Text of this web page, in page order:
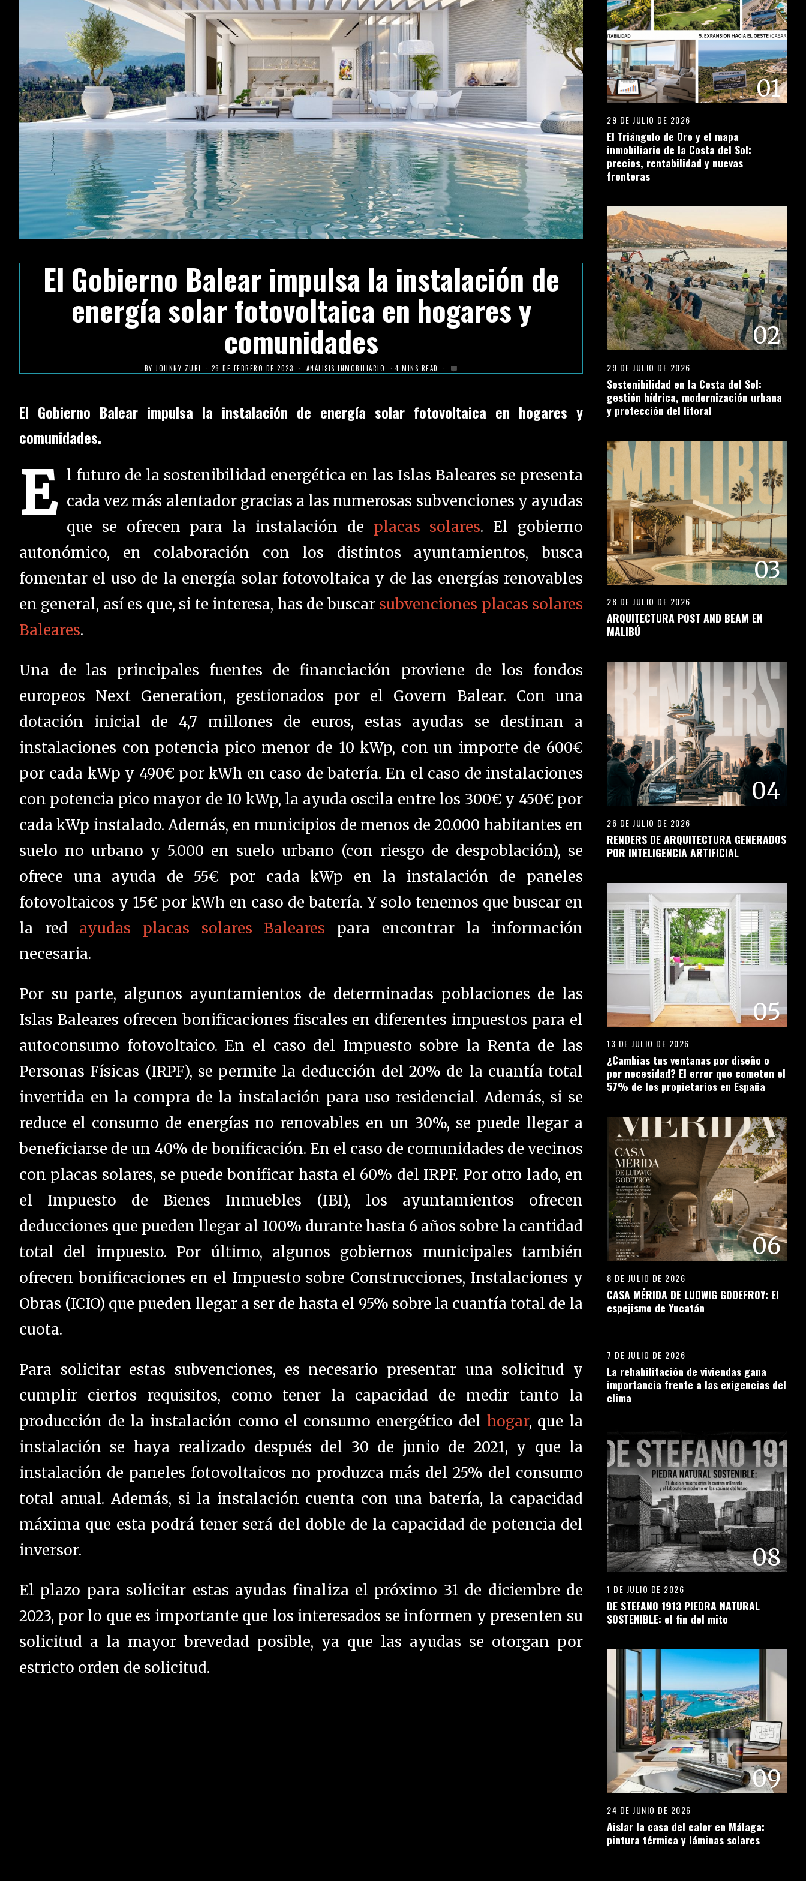
El Gobierno Balear impulsa la instalación de
energía solar fotovoltaica en hogares y
comunidades
BY JOHNNY ZURI 28 DE FEBRERO DE 2023 ANÁLISIS INMOBILIARIO 4 MINS READ
El Gobierno Balear impulsa la instalación de energía solar fotovoltaica en hogares y
comunidades.
E
l futuro de la sostenibilidad energética en las Islas Baleares se presenta
cada vez más alentador gracias a las numerosas subvenciones y ayudas
que se ofrecen para la instalación de placas solares. El gobierno
autonómico, en colaboración con los distintos ayuntamientos, busca
fomentar el uso de la energía solar fotovoltaica y de las energías renovables
en general, así es que, si te interesa, has de buscar subvenciones placas solares
Baleares.
Una de las principales fuentes de financiación proviene de los fondos
europeos Next Generation, gestionados por el Govern Balear. Con una
dotación inicial de 4,7 millones de euros, estas ayudas se destinan a
instalaciones con potencia pico menor de 10 kWp, con un importe de 600€
por cada kWp y 490€ por kWh en caso de batería. En el caso de instalaciones
con potencia pico mayor de 10 kWp, la ayuda oscila entre los 300€ y 450€ por
cada kWp instalado. Además, en municipios de menos de 20.000 habitantes en
suelo no urbano y 5.000 en suelo urbano (con riesgo de despoblación), se
ofrece una ayuda de 55€ por cada kWp en la instalación de paneles
fotovoltaicos y 15€ por kWh en caso de batería. Y solo tenemos que buscar en
la red ayudas placas solares Baleares para encontrar la información
necesaria.
Por su parte, algunos ayuntamientos de determinadas poblaciones de las
Islas Baleares ofrecen bonificaciones fiscales en diferentes impuestos para el
autoconsumo fotovoltaico. En el caso del Impuesto sobre la Renta de las
Personas Físicas (IRPF), se permite la deducción del 20% de la cuantía total
invertida en la compra de la instalación para uso residencial. Además, si se
reduce el consumo de energías no renovables en un 30%, se puede llegar a
beneficiarse de un 40% de bonificación. En el caso de comunidades de vecinos
con placas solares, se puede bonificar hasta el 60% del IRPF. Por otro lado, en
el Impuesto de Bienes Inmuebles (IBI), los ayuntamientos ofrecen
deducciones que pueden llegar al 100% durante hasta 6 años sobre la cantidad
total del impuesto. Por último, algunos gobiernos municipales también
ofrecen bonificaciones en el Impuesto sobre Construcciones, Instalaciones y
Obras (ICIO) que pueden llegar a ser de hasta el 95% sobre la cuantía total de la
cuota.
Para solicitar estas subvenciones, es necesario presentar una solicitud y
cumplir ciertos requisitos, como tener la capacidad de medir tanto la
producción de la instalación como el consumo energético del hogar, que la
instalación se haya realizado después del 30 de junio de 2021, y que la
instalación de paneles fotovoltaicos no produzca más del 25% del consumo
total anual. Además, si la instalación cuenta con una batería, la capacidad
máxima que esta podrá tener será del doble de la capacidad de potencia del
inversor.
El plazo para solicitar estas ayudas finaliza el próximo 31 de diciembre de
2023, por lo que es importante que los interesados se informen y presenten su
solicitud a la mayor brevedad posible, ya que las ayudas se otorgan por
estricto orden de solicitud.
01
29 DE JULIO DE 2026
El Triángulo de Oro y el mapa
inmobiliario de la Costa del Sol:
precios, rentabilidad y nuevas
fronteras
02
29 DE JULIO DE 2026
Sostenibilidad en la Costa del Sol:
gestión hídrica, modernización urbana
y protección del litoral
03
28 DE JULIO DE 2026
ARQUITECTURA POST AND BEAM EN
MALIBÚ
04
26 DE JULIO DE 2026
RENDERS DE ARQUITECTURA GENERADOS
POR INTELIGENCIA ARTIFICIAL
05
13 DE JULIO DE 2026
¿Cambias tus ventanas por diseño o
por necesidad? El error que cometen el
57% de los propietarios en España
06
8 DE JULIO DE 2026
CASA MÉRIDA DE LUDWIG GODEFROY: El
espejismo de Yucatán
7 DE JULIO DE 2026
La rehabilitación de viviendas gana
importancia frente a las exigencias del
clima
08
1 DE JULIO DE 2026
DE STEFANO 1913 PIEDRA NATURAL
SOSTENIBLE: el fin del mito
09
24 DE JUNIO DE 2026
Aislar la casa del calor en Málaga:
pintura térmica y láminas solares